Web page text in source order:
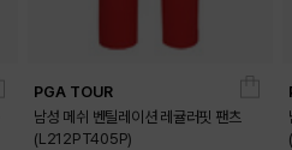
PGA TOUR
남성 메쉬 벤틸레이션 레귤러핏 팬츠
(L212PT405P)